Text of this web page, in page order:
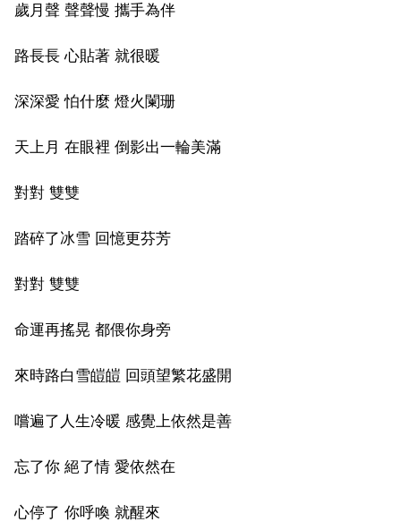
歲月聲 聲聲慢 攜手為伴
路長長 心貼著 就很暖
深深愛 怕什麼 燈火闌珊
天上月 在眼裡 倒影出一輪美滿
對對 雙雙
踏碎了冰雪 回憶更芬芳
對對 雙雙
命運再搖晃 都偎你身旁
來時路白雪皚皚 回頭望繁花盛開
嚐遍了人生冷暖 感覺上依然是善
忘了你 絕了情 愛依然在
心停了 你呼喚 就醒來